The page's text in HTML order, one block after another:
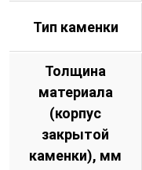
Тип каменки
Толщина
материала
(корпус
закрытой
каменки), мм